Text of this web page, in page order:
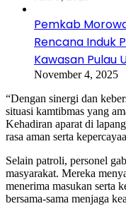
Pemkab
Rencana Induk
Kawasan Pulau
November 4, 2025
“Dengan sinergi dan
situasi kamtibmas yang
Kehadiran aparat di
rasa aman serta
Selain patroli, personel
masyarakat. Mereka
menerima masukan serta
bersama-sama menjaga